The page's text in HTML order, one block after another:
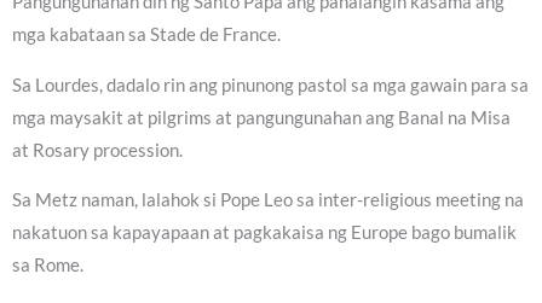
mga kabataan sa Stade de France.
Sa Lourdes, dadalo rin ang pinunong pastol sa mga gawain para sa
mga maysakit at pilgrims at pangungunahan ang Banal na Misa
at Rosary procession.
Sa Metz naman, lalahok si Pope Leo sa inter-religious meeting na
nakatuon sa kapayapaan at pagkakaisa ng Europe bago bumalik
sa Rome.